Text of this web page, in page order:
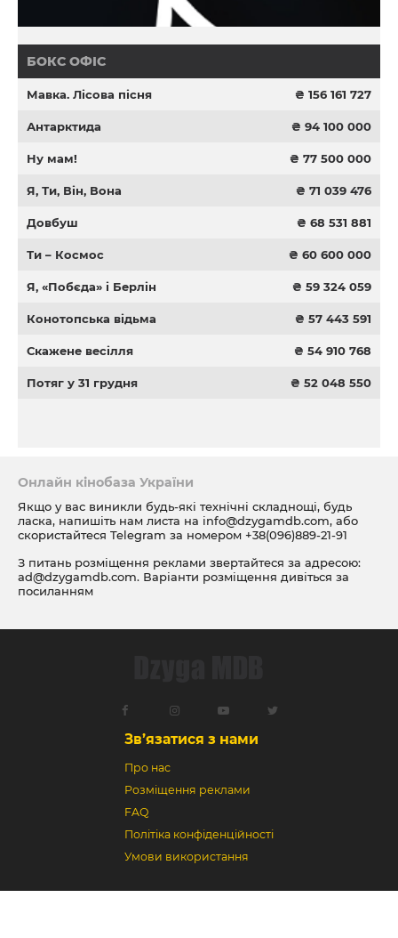
БОКС ОФІС
Мавка. Лісова пісня ₴ 156 161 727
Антарктида ₴ 94 100 000
Ну мам! ₴ 77 500 000
Я, Ти, Він, Вона ₴ 71 039 476
Довбуш ₴ 68 531 881
Ти – Космос ₴ 60 600 000
Я, «Побєда» і Берлін ₴ 59 324 059
Конотопська відьма ₴ 57 443 591
Скажене весілля ₴ 54 910 768
Потяг у 31 грудня ₴ 52 048 550
Онлайн кінобаза України
Якщо у вас виникли будь-які технічні складнощі, будь
ласка, напишіть нам листа на info@dzygamdb.com, або
скористайтеся Telegram за номером +38(096)889-21-91
З питань розміщення реклами звертайтеся за адресою:
ad@dzygamdb.com. Варіанти розміщення дивіться за
посиланням
Зв’язатися з нами
Про нас
Розміщення реклами
FAQ
Політіка конфіденційності
Умови використання